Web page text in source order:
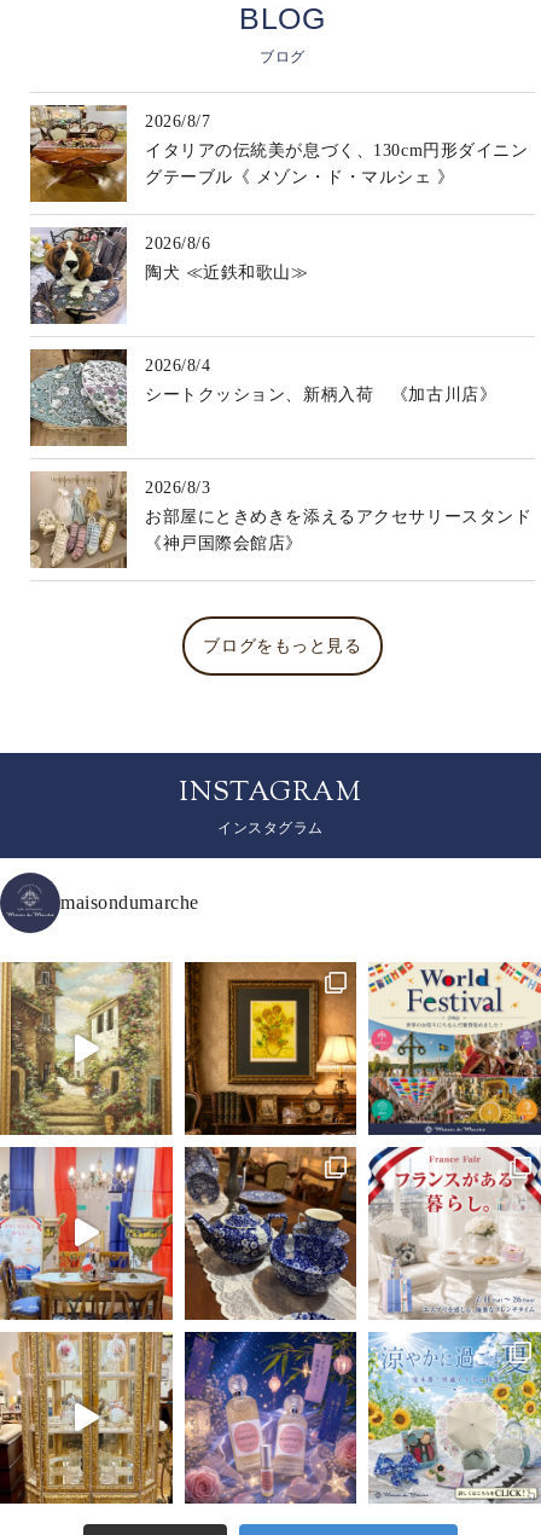
BLOG
ブログ
2026/8/7
イタリアの伝統美が息づく、130cm円形ダイニン
グテーブル《 メゾン・ド・マルシェ 》
2026/8/6
陶犬 ≪近鉄和歌山≫
2026/8/4
シートクッション、新柄入荷 《加古川店》
2026/8/3
お部屋にときめきを添えるアクセサリースタンド
《神戸国際会館店》
ブログをもっと見る
INSTAGRAM
インスタグラム
maisondumarche